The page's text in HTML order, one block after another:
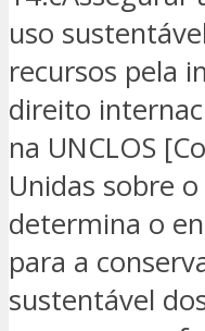
uso
recursos pela
direito
na UNCLOS
Unidas sobre
determina o
para a
sustentável